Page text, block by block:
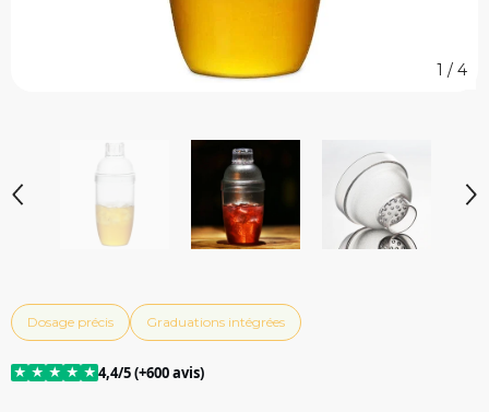
1 / 4
Dosage précis Graduations intégrées
★ ★ ★ ★ ★4,4/5 (+600 avis)